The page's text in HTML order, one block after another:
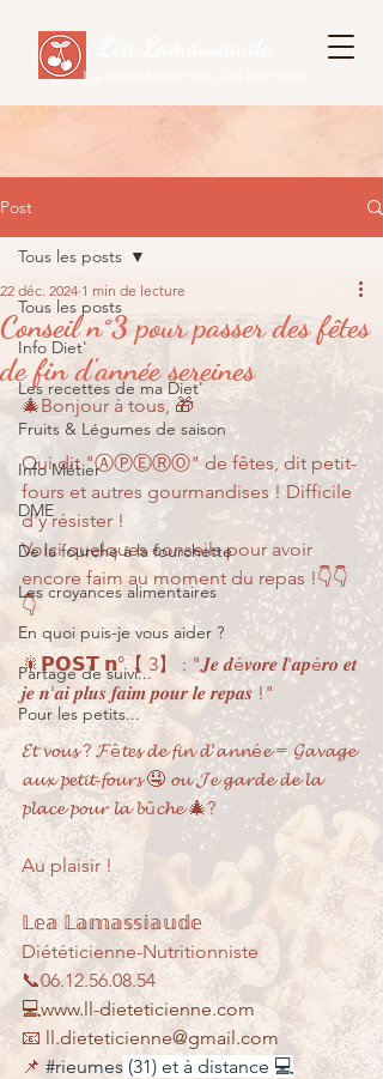
La diététicienne des familles
Post
Tous les posts
Info Diet'
Les recettes de ma Diet'
Fruits & Légumes de saison
Info Métier
DME
De la fourche à la fourchette
Les croyances alimentaires
En quoi puis-je vous aider ?
Partage de suivi...
Pour les petits...
Tous les posts
Conseil n°3 pour passer des fêtes
de fin d'année sereines
22 déc. 2024 1 min de lecture
🎄Bonjour à tous, 🎁
Qui dit "ⒶⓅⒺⓇⓄ" de fêtes, dit petit-
fours et autres gourmandises ! Difficile
d'y résister !
Voici quelques conseils pour avoir
encore faim au moment du repas !👇👇
👇
🎇𝗣𝗢𝗦𝗧 𝗻°【 3】 : "𝑱𝒆 𝒅é𝒗𝒐𝒓𝒆 𝒍'𝒂𝒑é𝒓𝒐 𝒆𝒕
𝒋𝒆 𝒏'𝒂𝒊 𝒑𝒍𝒖𝒔 𝒇𝒂𝒊𝒎 𝒑𝒐𝒖𝒓 𝒍𝒆 𝒓𝒆𝒑𝒂𝒔 !"
𝓔𝓽 𝓿𝓸𝓾𝓼 ? 𝓕ê𝓽𝓮𝓼 𝓭𝓮 𝓯𝓲𝓷 𝓭'𝓪𝓷𝓷é𝓮 = 𝓖𝓪𝓿𝓪𝓰𝓮
𝓪𝓾𝔁 𝓹𝓮𝓽𝓲𝓽-𝓯𝓸𝓾𝓻𝓼 🤤 𝓸𝓾 𝓙𝓮 𝓰𝓪𝓻𝓭𝓮 𝓭𝓮 𝓵𝓪
𝓹𝓵𝓪𝓬𝓮 𝓹𝓸𝓾𝓻 𝓵𝓪 𝓫û𝓬𝓱𝓮 🎄?
Au plaisir !
𝕃𝕖𝕒 𝕃𝕒𝕞𝕒𝕤𝕤𝕚𝕒𝕦𝕕𝕖
Diététicienne-Nutritionniste
📞06.12.56.08.54
💻www.ll-dieteticienne.com
📧 ll.dieteticienne@gmail.com
📌 #rieumes (31) et à distance 💻